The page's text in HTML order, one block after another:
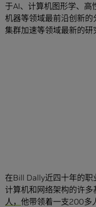
于AI、计算机图形学、
机器等领域最前沿创新的
集群加速等领域最新的研
在Bill Dally近四十年的职
计算机和网络架构的许多
人， 他带领着一支200多